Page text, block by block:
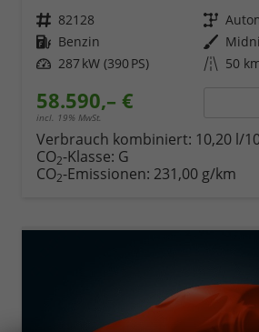
Fahrzeugnr. 82128 Getriebe
Kraftstoff Benzin Außenfarbe
Leistung 287 kW (390 PS) Kilometerstand 50
58.590,– €
incl. 19% MwSt.
Verbrauch kombiniert: 10,20 l/
CO2-Klasse: G
CO2-Emissionen: 231,00 g/km